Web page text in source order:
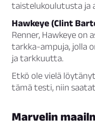
taistelukoulutusta ja
Hawkeye (Clint
Renner, Hawkeye on
tarkka-ampuja, jolla
ja tarkkuutta.
Etkö ole vielä
tämä testi, niin
Marvelin